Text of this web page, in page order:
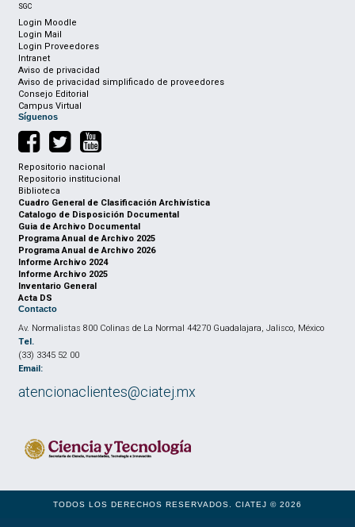
SGC
Login Moodle
Login Mail
Login Proveedores
Intranet
Aviso de privacidad
Aviso de privacidad simplificado de proveedores
Consejo Editorial
Campus Virtual
Síguenos
Repositorio nacional
Repositorio institucional
Biblioteca
Cuadro General de Clasificación Archivística
Catalogo de Disposición Documental
Guia de Archivo Documental
Programa Anual de Archivo 2025
Programa Anual de Archivo 2026
Informe Archivo 2024
Informe Archivo 2025
Inventario General
Acta DS
Contacto
Av. Normalistas 800 Colinas de La Normal 44270 Guadalajara, Jalisco, México
Tel.
(33) 3345 52 00
Email:
atencionaclientes@ciatej.mx
TODOS LOS DERECHOS RESERVADOS. CIATEJ © 2026